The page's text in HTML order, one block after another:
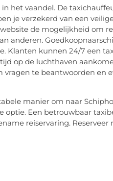
het vaandel. De
je verzekerd van een
de mogelijkheid om
anderen.
Klanten kunnen 24/7 een
op de luchthaven
vragen te beantwoorden en
manier om naar
Een betrouwbaar
reiservaring.